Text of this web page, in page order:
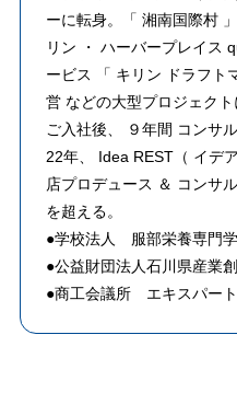
ーに転身。「 湘南国際村
リン ・ ハーバープレイス
ービス 「 キリン ドラフト
営 などの大型プロジェク
ご入社後、 ９年間 コンサ
22年、 Idea REST（ イデ
店プロデュース ＆ コンサ
を超える。
●学校法人 服部栄養専門
●公益財団法人石川県産業
●商工会議所 エキスパー